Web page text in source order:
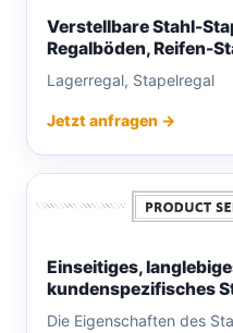
Verstellbare Stahl-
Regalböden, Reifen-
Lagerregal, Stapelregal
Jetzt anfragen →
Einseitiges,
kundenspezifisches
Die Eigenschaften des